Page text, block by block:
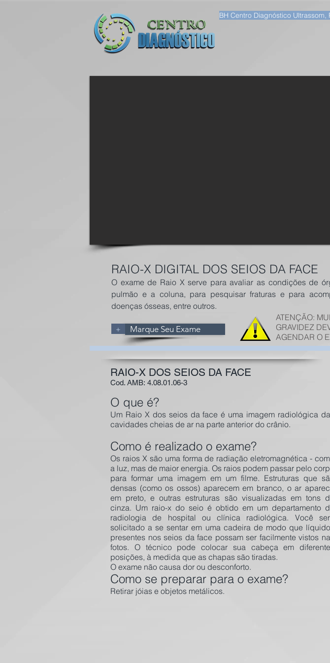
BH Centro Diagnóstico
Marque Seu Exame
+
RAIO-X DIGITAL DOS SEIOS DA FACE
O exame de Raio X serve para avaliar as condições de
pulmão e a coluna, para pesquisar fraturas e para
doenças ósseas, entre outros.
ATENÇÃO:
GRAVIDEZ
AGENDAR O
RAIO-X DOS SEIOS DA FACE
Cod. AMB: 4.08.01.06-3
O que é?
Um Raio X dos seios da face é uma imagem radiológica
cavidades cheias de ar na parte anterior do crânio.
Como é realizado o exame?
Os raios X são uma forma de radiação eletromagnética -
a luz, mas de maior energia. Os raios podem passar pelo
para formar uma imagem em um filme. Estruturas que
densas (como os ossos) aparecem em branco, o ar
em preto, e outras estruturas são visualizadas em tons
cinza. Um raio-x do seio é obtido em um departamento
radiologia de hospital ou clínica radiológica. Você
solicitado a se sentar em uma cadeira de modo que
presentes nos seios da face possam ser facilmente vistos
fotos. O técnico pode colocar sua cabeça em
posições, à medida que as chapas são tiradas.
O exame não causa dor ou desconforto.
Como se preparar para o exame?
Retirar jóias e objetos metálicos.